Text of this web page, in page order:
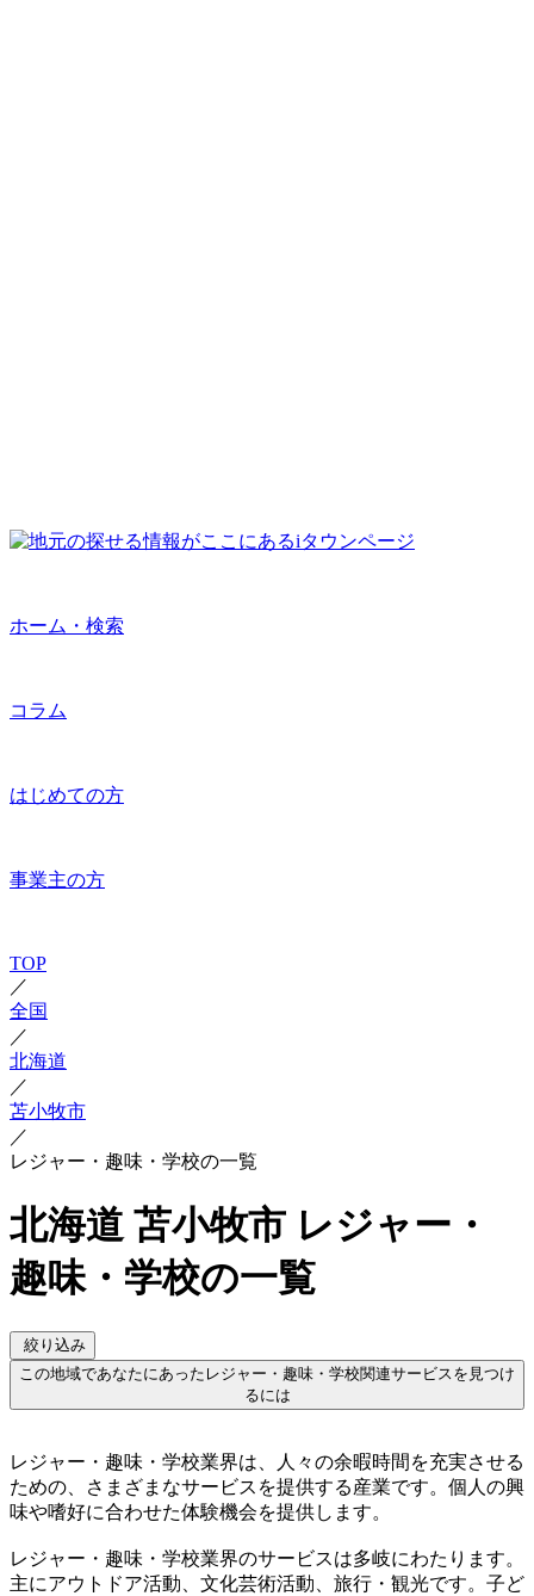
ホーム・検索
コラム
はじめての方
事業主の方
TOP
／
全国
／
北海道
／
苫小牧市
／
レジャー・趣味・学校の一覧
北海道 苫小牧市 レジャー・
趣味・学校の一覧
絞り込み
この地域であなたにあったレジャー・趣味・学校関連サービスを見つけ
るには
レジャー・趣味・学校業界は、人々の余暇時間を充実させる
ための、さまざまなサービスを提供する産業です。個人の興
味や嗜好に合わせた体験機会を提供します。
レジャー・趣味・学校業界のサービスは多岐にわたります。
主にアウトドア活動、文化芸術活動、旅行・観光です。子ど